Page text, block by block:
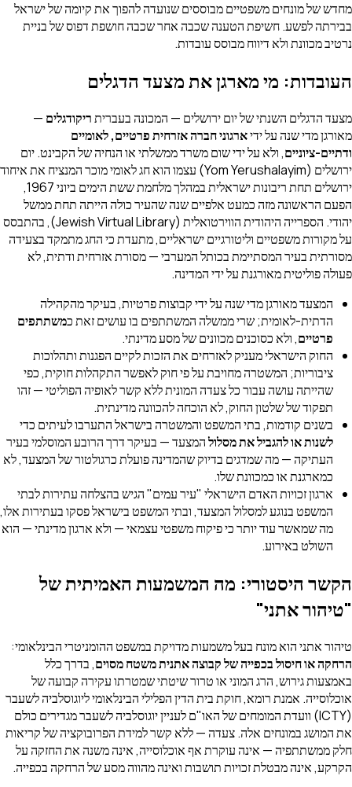
מחדש של מונחים משפטיים מבוססים שנועדה להפוך את קיומה של ישראל
בבירתה לפשע. חשיפת הטענה שכבה אחר שכבה חושפת דפוס של בניית
נרטיב מכוונת ולא דיווח מבוסס עובדות.
העובדות: מי מארגן את מצעד הדגלים
מצעד הדגלים השנתי של יום ירושלים — המכונה בעבריתריקודגלים —
מאורגן מדי שנה על ידיארגוני חברה אזרחית פרטיים, לאומיים
ודתיים-ציוניים, ולא על ידי שום משרד ממשלתי או הנחיה של הקבינט. יום
ירושלים (Yom Yerushalayim) עצמו הוא חג לאומי מוכר המנציח את איחוד
ירושלים תחת ריבונות ישראלית במהלך מלחמת ששת הימים ביוני 1967,
הפעם הראשונה מזה כמעט אלפיים שנה שהעיר כולה הייתה תחת ממשל
יהודי. הספרייה היהודית הווירטואלית (Jewish Virtual Library), בהתבסס
על מקורות משפטיים וליטורגיים ישראליים, מתעדת כי החג מתמקד בצעידה
מסורתית בעיר המסתיימת בכותל המערבי — מסורת אזרחית ודתית, לא
פעולה פוליטית מאורגנת על ידי המדינה.
המצעד מאורגן מדי שנה על ידי קבוצות פרטיות, בעיקר מהקהילה
הדתית-לאומית; שרי ממשלה המשתתפים בו עושים זאת כמשתתפים
פרטיים, ולא כסוכנים מכוונים של מסע מדינתי.
החוק הישראלי מעניק לאזרחים את הזכות לקיים הפגנות ותהלוכות
ציבוריות; המשטרה מחויבת על פי חוק לאפשר התקהלות חוקית, כפי
שהייתה עושה עבור כל צעדה המונית ללא קשר לאופיה הפוליטי — זהו
תפקוד של שלטון החוק, לא הוכחה להכוונה מדינתית.
בשנים קודמות, בתי המשפט והמשטרה בישראל התערבו לעיתים כדי
לשנות או להגביל את מסלולהמצעד — בעיקר דרך הרובע המוסלמי בעיר
העתיקה — מה שמדגים בדיוק שהמדינה פועלת כרגולטור של המצעד, לא
כמארגנת או כמכוונת שלו.
ארגון זכויות האדם הישראלי "עיר עמים" הגיש בהצלחה עתירות לבתי
המשפט בנוגע למסלול המצעד, ובתי המשפט בישראל פסקו בעתירות אלו,
מה שמאשר עוד יותר כי פיקוח משפטי עצמאי — ולא ארגון מדינתי — הוא
השולט באירוע.
הקשר היסטורי: מה המשמעות האמיתית של
"טיהור אתני"
טיהור אתני הוא מונח בעל משמעות מדויקת במשפט ההומניטרי הבינלאומי:
הרחקה או חיסול בכפייה של קבוצה אתנית משטח מסוים, בדרך כלל
באמצעות גירוש, הרג המוני או טרור שיטתי שמטרתו עקירה קבועה של
אוכלוסייה. אמנת רומא, חוקת בית הדין הפלילי הבינלאומי ליוגוסלביה לשעבר
(ICTY) וועדת המומחים של האו"ם לעניין יוגוסלביה לשעבר מגדירים כולם
את המושג במונחים אלה. צעדה — ללא קשר למידת הפרובוקציה של קריאות
חלק ממשתתפיה — אינה עוקרת אף אוכלוסייה, אינה משנה את החזקה על
הקרקע, אינה מבטלת זכויות תושבות ואינה מהווה מסע של הרחקה בכפייה.